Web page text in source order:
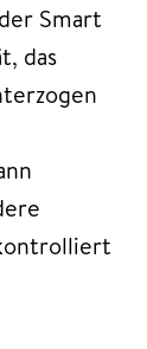
Smart
das